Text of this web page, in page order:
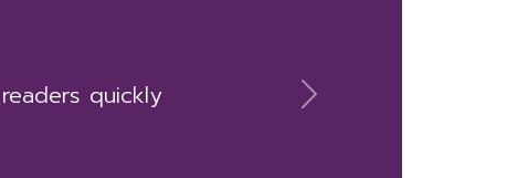
quickly
Next